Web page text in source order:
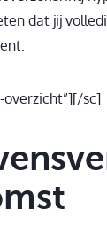
dat jij
overzicht”][/sc]